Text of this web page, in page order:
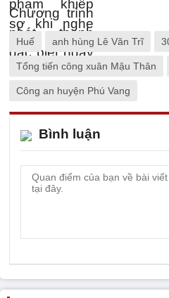
Huế anh hùng Lê Văn Trĩ
Tổng tiến công xuân Mậu Thân
Công an huyện Phú Vang
Bình luận